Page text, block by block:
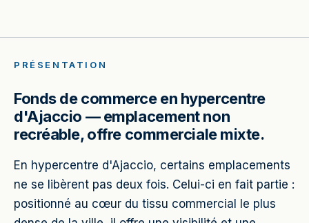
PRÉSENTATION
Fonds de commerce en hypercentre
d'Ajaccio — emplacement non
recréable, offre commerciale mixte.
En hypercentre d'Ajaccio, certains emplacements
ne se libèrent pas deux fois. Celui-ci en fait partie :
positionné au cœur du tissu commercial le plus